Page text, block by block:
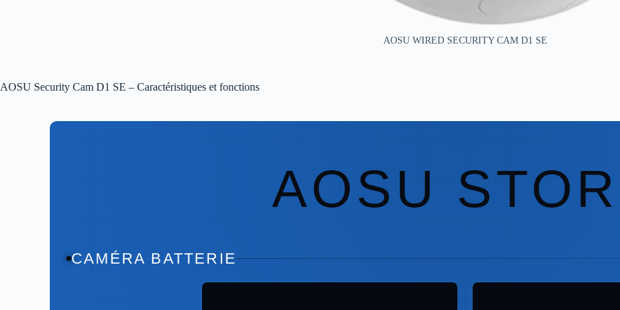
AOSU WIRED SECURITY CAM D1 SE
AOSU Security Cam D1 SE – Caractéristiques et fonctions
AOSU
CAMÉRA BATTERIE